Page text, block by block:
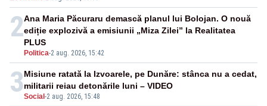
2
Politica-2 aug. 2026, 15:42
Ana Maria Păcuraru demască planul lui Bolojan. O nouă
ediție explozivă a emisiunii „Miza Zilei” la Realitatea
PLUS
3Social -2 aug. 2026, 15:48
Misiune ratată la Izvoarele, pe Dunăre: stânca nu a cedat,
militarii reiau detonările luni – VIDEO